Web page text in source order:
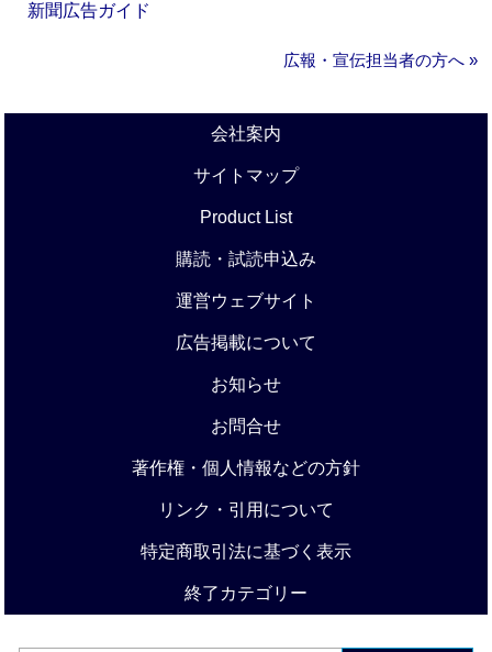
新聞広告ガイド
広報・宣伝担当者の方へ »
会社案内
サイトマップ
Product List
購読・試読申込み
運営ウェブサイト
広告掲載について
お知らせ
お問合せ
著作権・個人情報などの方針
リンク・引用について
特定商取引法に基づく表示
終了カテゴリー